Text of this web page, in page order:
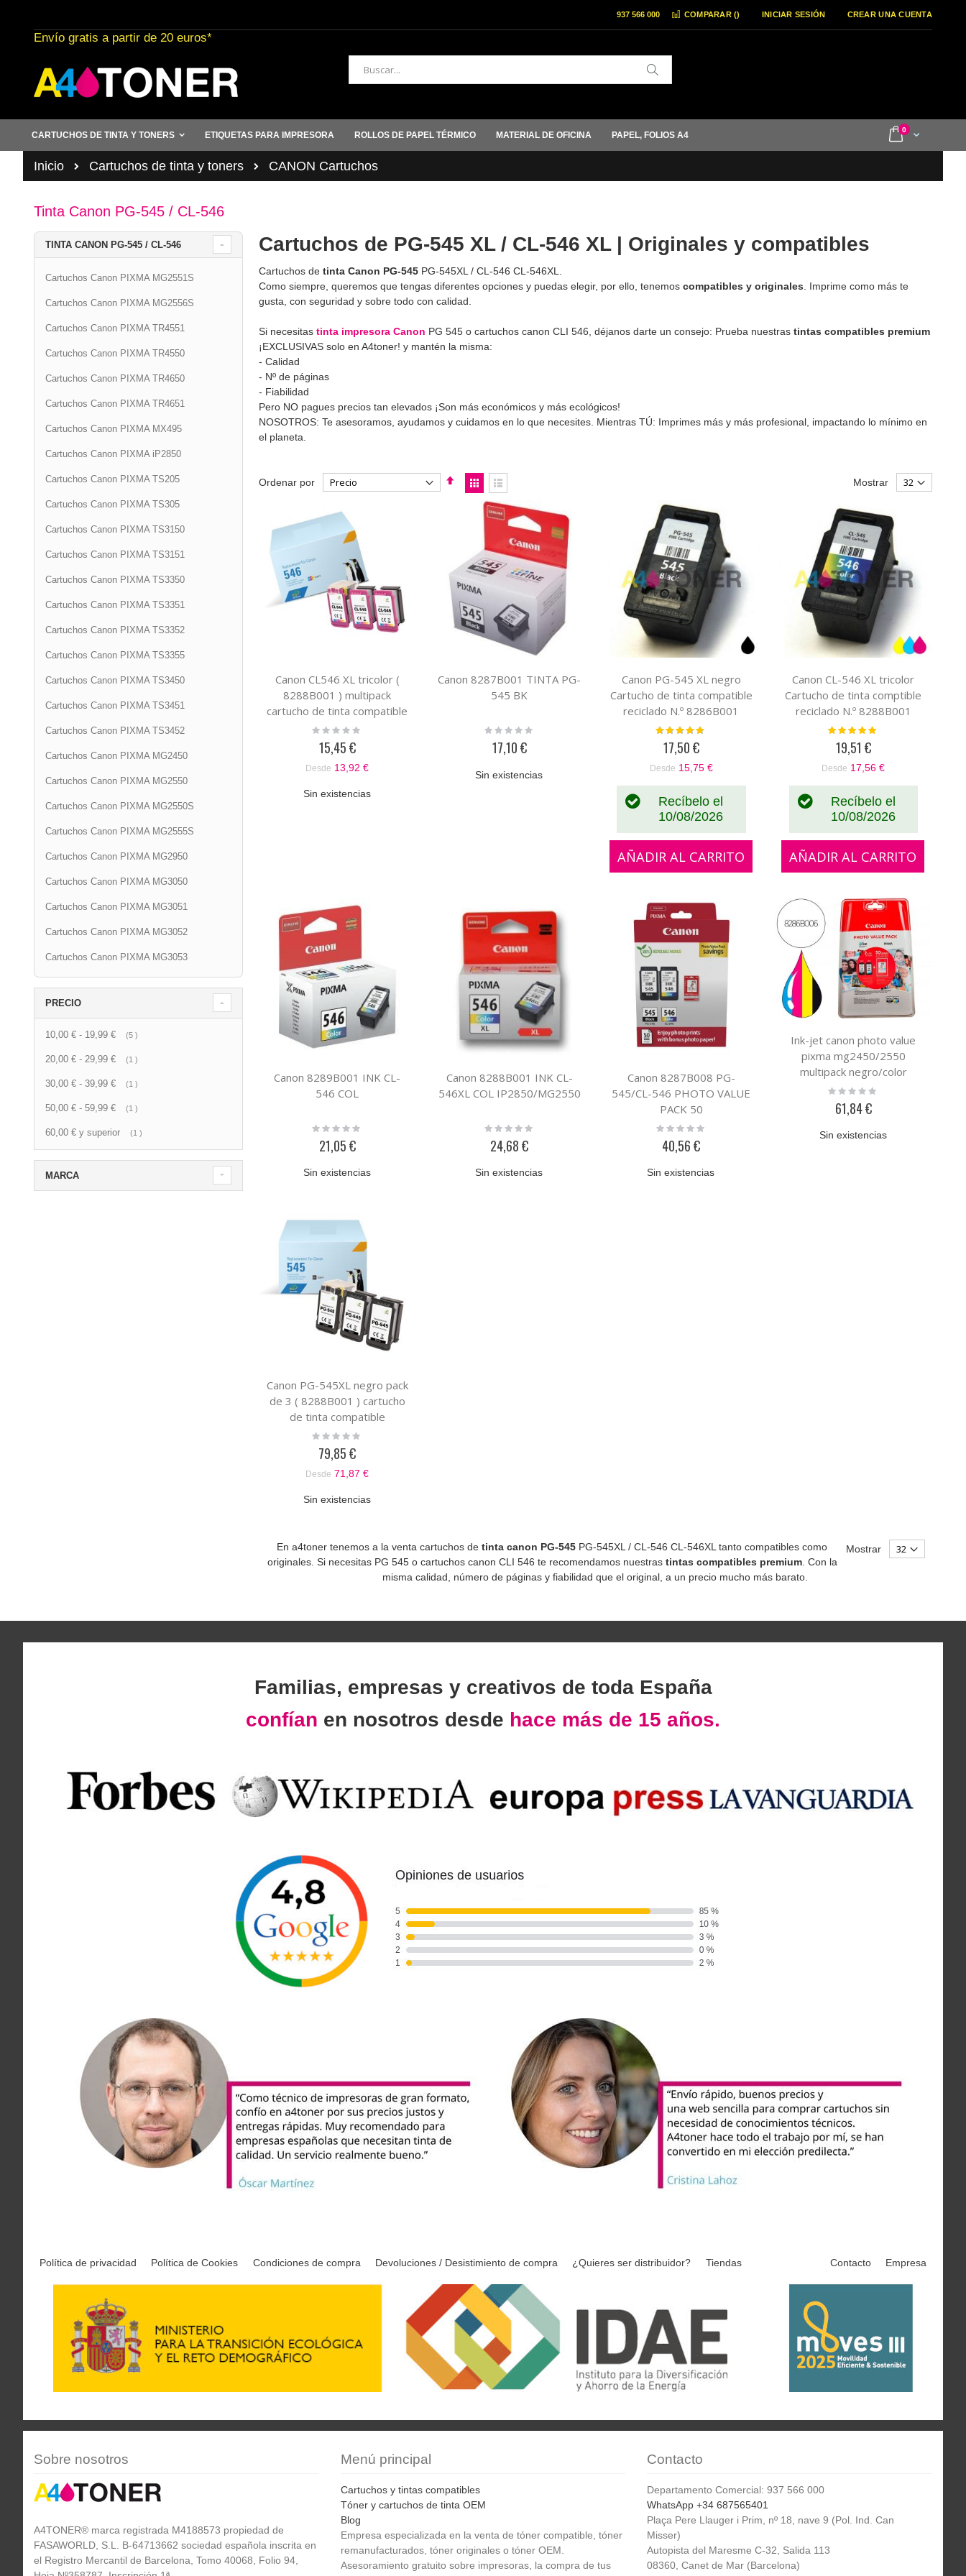
al
contenido
COMPARAR () INICIAR SESIÓN CREAR UNA CUENTA
937 566 000
Envío gratis a partir de 20 euros*
Buscar
Cart
0items
CARTUCHOS DE TINTA Y TONERS ETIQUETAS PARA IMPRESORA ROLLOS DE PAPEL TÉRMICO MATERIAL DE OFICINA PAPEL, FOLIOS A4
Inicio Cartuchos de tinta y toners CANON Cartuchos
Tinta Canon PG-545 / CL-546
Cartuchos de PG-545 XL / CL-546 XL | Originales y compatibles
Cartuchos de tinta Canon PG-545PG-545XL / CL-546 CL-546XL.
Como siempre, queremos que tengas diferentes opciones y puedas elegir, por ello, tenemos compatibles y originales . Imprime como más te
gusta, con seguridad y sobre todo con calidad.
Si necesitas tinta impresora Canon PG 545 o cartuchos canon CLI 546, déjanos darte un consejo: Prueba nuestras tintas compatibles premium
¡EXCLUSIVAS solo en A4toner! y mantén la misma:
- Calidad
- Nº de páginas
- Fiabilidad
Pero NO pagues precios tan elevados ¡Son más económicos y más ecológicos!
NOSOTROS: Te asesoramos, ayudamos y cuidamos en lo que necesites. Mientras TÚ: Imprimes más y más profesional, impactando lo mínimo en
el planeta.
Ordenar por
Fijar
Dirección
Descendente
Ver
como
ParrillaLista
Mostrar
Canon CL546 XL tricolor (
8288B001 ) multipack
cartucho de tinta compatible
Rating:
15,45 €
Desde 13,92 €
Sin existencias
Canon 8287B001 TINTA PG-
545 BK
Rating:
17,10 €
Sin existencias
Canon PG-545 XL negro
Cartucho de tinta compatible
reciclado N.º 8286B001
Valoración:
17,50 €
Desde 15,75 €
Recíbelo el
10/08/2026
AÑADIR AL CARRITO
Canon CL-546 XL tricolor
Cartucho de tinta comptible
reciclado N.º 8288B001
Valoración:
19,51 €
Desde 17,56 €
Recíbelo el
10/08/2026
AÑADIR AL CARRITO
Canon 8289B001 INK CL-
546 COL
Rating:
21,05 €
Sin existencias
Canon 8288B001 INK CL-
546XL COL IP2850/MG2550
Rating:
24,68 €
Sin existencias
Canon 8287B008 PG-
545/CL-546 PHOTO VALUE
PACK 50
Rating:
40,56 €
Sin existencias
Ink-jet canon photo value
pixma mg2450/2550
multipack negro/color
pg545xl+ cl546xl +50 hojas
papel foto 10x15 cm
Rating:
61,84 €
Sin existencias
Canon PG-545XL negro pack
de 3 ( 8288B001 ) cartucho
de tinta compatible
Rating:
79,85 €
Desde 71,87 €
Sin existencias
Mostrar
En a4toner tenemos a la venta cartuchos detinta canon PG-545 PG-545XL / CL-546 CL-546XL tanto compatibles como
originales. Si necesitas PG 545 o cartuchos canon CLI 546 te recomendamos nuestras tintas compatibles premium. Con la
misma calidad, número de páginas y fiabilidad que el original, a un precio mucho más barato.
TINTA CANON PG-545 / CL-546
Cartuchos Canon PIXMA MG2551S
Cartuchos Canon PIXMA MG2556S
Cartuchos Canon PIXMA TR4551
Cartuchos Canon PIXMA TR4550
Cartuchos Canon PIXMA TR4650
Cartuchos Canon PIXMA TR4651
Cartuchos Canon PIXMA MX495
Cartuchos Canon PIXMA iP2850
Cartuchos Canon PIXMA TS205
Cartuchos Canon PIXMA TS305
Cartuchos Canon PIXMA TS3150
Cartuchos Canon PIXMA TS3151
Cartuchos Canon PIXMA TS3350
Cartuchos Canon PIXMA TS3351
Cartuchos Canon PIXMA TS3352
Cartuchos Canon PIXMA TS3355
Cartuchos Canon PIXMA TS3450
Cartuchos Canon PIXMA TS3451
Cartuchos Canon PIXMA TS3452
Cartuchos Canon PIXMA MG2450
Cartuchos Canon PIXMA MG2550
Cartuchos Canon PIXMA MG2550S
Cartuchos Canon PIXMA MG2555S
Cartuchos Canon PIXMA MG2950
Cartuchos Canon PIXMA MG3050
Cartuchos Canon PIXMA MG3051
Cartuchos Canon PIXMA MG3052
Cartuchos Canon PIXMA MG3053
PRECIO
10,00 € - 19,99 € 5 artículo
20,00 € - 29,99 € 1 artículo
30,00 € - 39,99 € 1 artículo
50,00 € - 59,99 € 1 artículo
60,00 € y superior 1 artículo
MARCA
Familias, empresas y creativos de toda España
confían en nosotros desde hace más de 15 años.
Política de privacidad Política de Cookies Condiciones de compra Devoluciones / Desistimiento de compra ¿Quieres ser distribuidor? Tiendas Contacto Empresa
Sobre nosotros
A4TONER® marca registrada M4188573 propiedad de
FASAWORLD, S.L. B-64713662 sociedad española inscrita en
el Registro Mercantil de Barcelona, Tomo 40068, Folio 94,
Menú principal
Cartuchos y tintas compatibles
Tóner y cartuchos de tinta OEM
Blog
Empresa especializada en la venta de tóner compatible, tóner
remanufacturados, tóner originales o tóner OEM.
Asesoramiento gratuito sobre impresoras, la compra de tus
Contacto
Departamento Comercial: 937 566 000
WhatsApp +34 687565401
Plaça Pere Llauger i Prim, nº 18, nave 9 (Pol. Ind. Can
Misser)
Autopista del Maresme C-32, Salida 113
08360, Canet de Mar (Barcelona)